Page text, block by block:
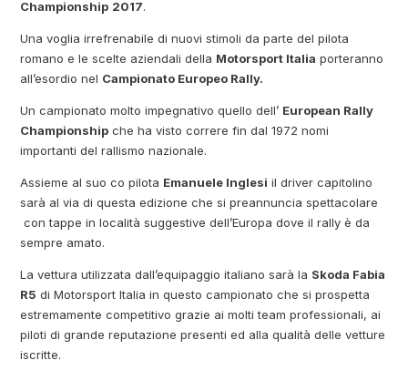
Championship 2017.
Una voglia irrefrenabile di nuovi stimoli da parte del pilota
romano e le scelte aziendali della Motorsport Italia porteranno
all’esordio nel Campionato Europeo Rally.
Un campionato molto impegnativo quello dell’ European Rally
Championship che ha visto correre fin dal 1972 nomi
importanti del rallismo nazionale.
Assieme al suo co pilota Emanuele Inglesi il driver capitolino
sarà al via di questa edizione che si preannuncia spettacolare
con tappe in località suggestive dell’Europa dove il rally è da
sempre amato.
La vettura utilizzata dall’equipaggio italiano sarà la Skoda Fabia
R5 di Motorsport Italia in questo campionato che si prospetta
estremamente competitivo grazie ai molti team professionali, ai
piloti di grande reputazione presenti ed alla qualità delle vetture
iscritte.